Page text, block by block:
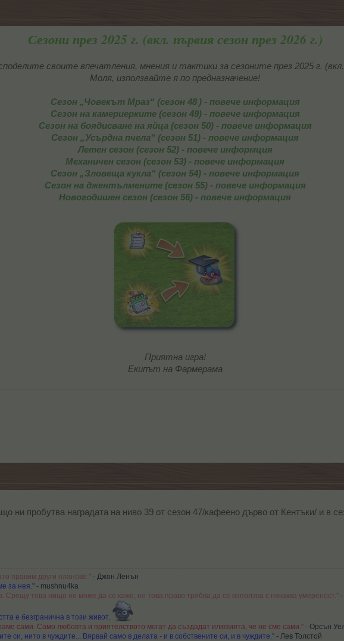
Сезони през 2025 г. (вкл. първия сезон през 2026 г.)
своите впечатления, мнения и тактики за сезоните през 2025 г. (вкл.
Моля, използвайте я по предназначение!
Сезон „Човекът Мраз“ (сезон 48.
) - повече информация
Сезон на камериерките (сезон 49) - повече информация
Сезон на боядисване на яйца (сезон 50) - повече информация
Сезон „Усърдна пчела“ (сезон 51) - повече информация
Летен сезон (сезон 52) - повече информция
Механичен сезон (сезон 53) - повече информация
Сезон „Зловеща кукла“ (сезон 54) - повече информация
Сезон на джентълмените (сезон 55) - повече информация
Новогодишен сезон (сезон 56) - повече информация
Приятна игра!
Екипът на Фармерама
ни пробутва наградата на ниво 39 от сезон 47/кафеено дърво от Кентъки/ и в
правим други планове." - Джон Ленън
за нея." - mushnu4ka
Срещу това нищо не може да се каже, но това право трябва да се използва с някаква умереност." -
е безгранична в този живот.
сами. Само любовта и приятелството могат да създадат илюзията, че не сме сами." - Орсън
си, нито в чуждите... Вярвай само в делата - и в собствените си, и в чуждите." - Лев Толстой